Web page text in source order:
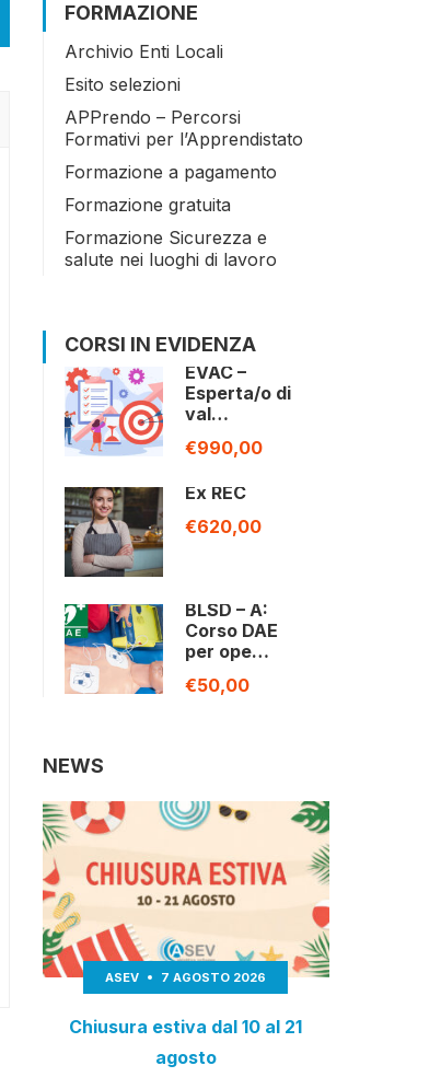
FORMAZIONE
Archivio Enti Locali
Esito selezioni
APPrendo – Percorsi
Formativi per l’Apprendistato
Formazione a pagamento
Formazione gratuita
Formazione Sicurezza e
salute nei luoghi di lavoro
CORSI IN EVIDENZA
EVAC –
Esperta/o di
val…
€990,00
Ex REC
€620,00
BLSD – A:
Corso DAE
per ope…
€50,00
NEWS
ASEV 7 AGOSTO 2026
Chiusura estiva dal 10 al 21
agosto